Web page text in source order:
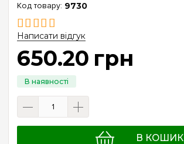
9730
Написати відгук
650.20 грн
В КОШИК